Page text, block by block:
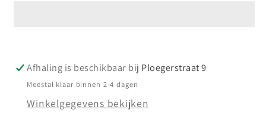
ml
HEMA
FREE
ml
HEMA
FREE
Afhaling is beschikbaar bij Ploegerstraat 9
Meestal klaar binnen 2-4 dagen
Winkelgegevens bekijken